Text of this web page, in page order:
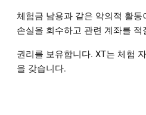
체험금 남용과 같은 악의적 활동
손실을 회수하고 관련 계좌를 적
권리를 보유합니다. XT는 체험
을 갖습니다.